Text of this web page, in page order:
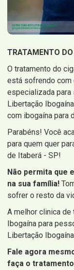
TRATAMENTO
O tratamento do
está sofrendo com
especializada para
Libertação
com ibogaína para
Parabéns! Você
para quem quer
de Itaberá - SP!
Não permita que
na sua família!
sofrer o resto da
A melhor clinica de
Ibogaína para
Libertação Ibogaína
Fale agora
faça o